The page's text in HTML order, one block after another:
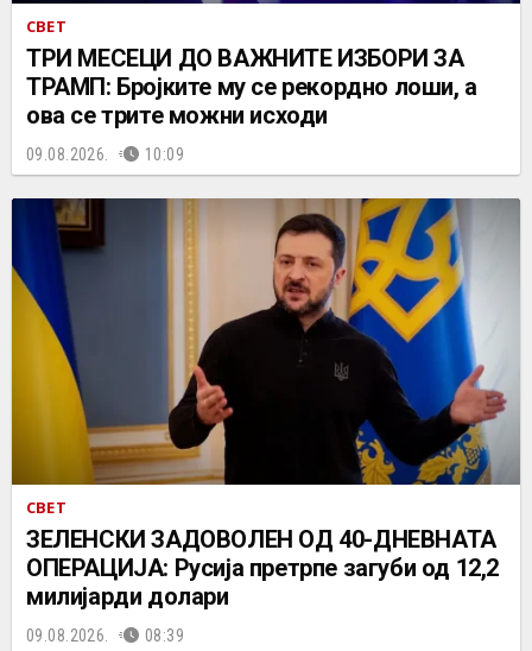
СВЕТ
ТРИ МЕСЕЦИ ДО ВАЖНИТЕ ИЗБОРИ ЗА
ТРАМП: Бројките му се рекордно лоши, а
ова се трите можни исходи
09.08.2026. 10:09
СВЕТ
ЗЕЛЕНСКИ ЗАДОВОЛЕН ОД 40-ДНЕВНАТА
ОПЕРАЦИЈА: Русија претрпе загуби од 12,2
милијарди долари
09.08.2026. 08:39